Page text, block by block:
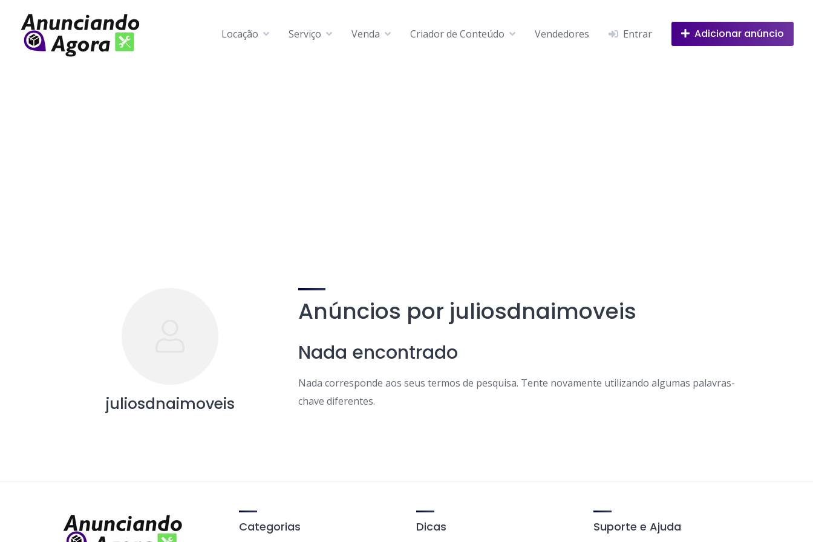
Locação Serviço Venda Criador de Conteúdo Vendedores Entrar Adicionar anúncio
juliosdnaimoveis
Anúncios por juliosdnaimoveis
Nada encontrado
Nada corresponde aos seus termos de pesquisa. Tente novamente utilizando algumas palavras-
chave diferentes.
Categorias Dicas Suporte e Ajuda